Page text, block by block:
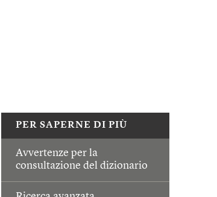
PER SAPERNE DI PIÙ
Avvertenze per la
consultazione del dizionario